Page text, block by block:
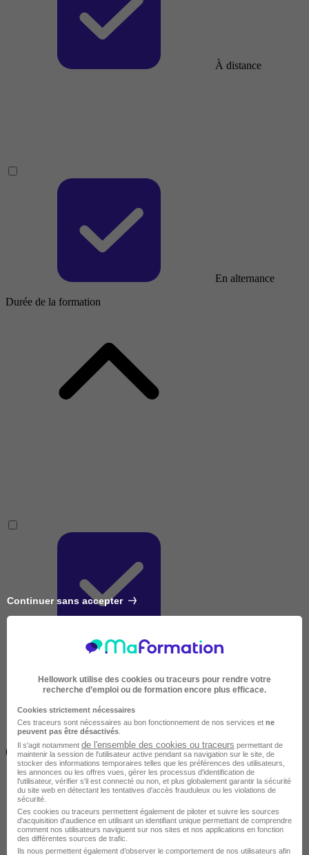
À distance
En alternance
Durée de la formation
(14h)
Continuer sans accepter
Hellowork utilise des cookies ou traceurs pour rendre votre
recherche d’emploi ou de formation encore plus efficace.
Cookies strictement nécessaires
Ces traceurs sont nécessaires au bon fonctionnement de nos services et ne
peuvent pas être désactivés
Il s'agit notamment de l'ensemble des cookies ou traceurs permettant de
maintenir la session de l'utilisateur active pendant sa navigation sur le site, de
stocker des informations temporaires telles que les préférences des utilisateurs,
les annonces ou les offres vues, gérer les processus d'identification de
l'utilisateur, vérifier s'il est connecté ou non, et plus globalement garantir la sécurité
du site web en détectant les tentatives d'accès frauduleux ou les violations de
sécurité.
Ces cookies ou traceurs permettent également de piloter et suivre les sources
d'acquisition d'audience en utilisant un identifiant unique permettant de comprendre
comment nos utilisateurs naviguent sur nos sites et nos applications en fonction
des différentes sources de trafic.
Ils nous permettent également d’observer le comportement de nos utilisateurs afin